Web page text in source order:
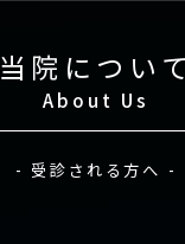
当院について
About Us
- 受診される方へ -